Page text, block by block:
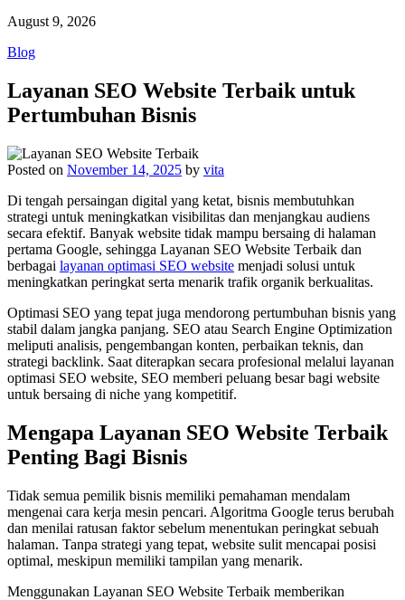
August 9, 2026
Blog
Layanan SEO Website Terbaik untuk
Pertumbuhan Bisnis
Posted on November 14, 2025 by vita
Di tengah persaingan digital yang ketat, bisnis membutuhkan
strategi untuk meningkatkan visibilitas dan menjangkau audiens
secara efektif. Banyak website tidak mampu bersaing di halaman
pertama Google, sehingga Layanan SEO Website Terbaik dan
berbagai layanan optimasi SEO website menjadi solusi untuk
meningkatkan peringkat serta menarik trafik organik berkualitas.
Optimasi SEO yang tepat juga mendorong pertumbuhan bisnis yang
stabil dalam jangka panjang. SEO atau Search Engine Optimization
meliputi analisis, pengembangan konten, perbaikan teknis, dan
strategi backlink. Saat diterapkan secara profesional melalui layanan
optimasi SEO website, SEO memberi peluang besar bagi website
untuk bersaing di niche yang kompetitif.
Mengapa Layanan SEO Website Terbaik
Penting Bagi Bisnis
Tidak semua pemilik bisnis memiliki pemahaman mendalam
mengenai cara kerja mesin pencari. Algoritma Google terus berubah
dan menilai ratusan faktor sebelum menentukan peringkat sebuah
halaman. Tanpa strategi yang tepat, website sulit mencapai posisi
optimal, meskipun memiliki tampilan yang menarik.
Menggunakan Layanan SEO Website Terbaik memberikan